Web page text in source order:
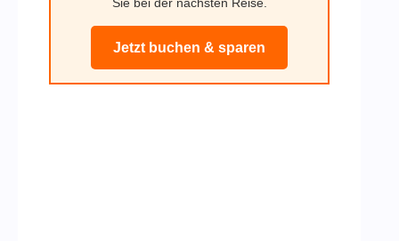
Jetzt buchen & sparen